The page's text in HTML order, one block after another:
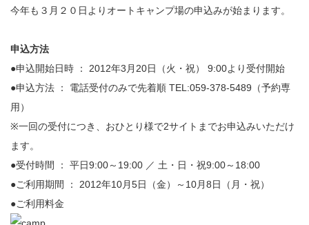
今年も３月２０日よりオートキャンプ場の申込みが始まります。
申込方法
●申込開始日時 ： 2012年3月20日（火・祝） 9:00より受付開始
●申込方法 ： 電話受付のみで先着順 TEL:059-378-5489（予約専
用）
※一回の受付につき、おひとり様で2サイトまでお申込みいただけ
ます。
●受付時間 ： 平日9:00～19:00 ／ 土・日・祝9:00～18:00
●ご利用期間 ： 2012年10月5日（金）～10月8日（月・祝）
●ご利用料金